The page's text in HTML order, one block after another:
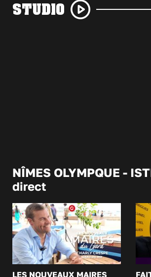
STUDIO
NÎMES OLYMPQUE -
direct
LES NOUVEAUX MAIRES